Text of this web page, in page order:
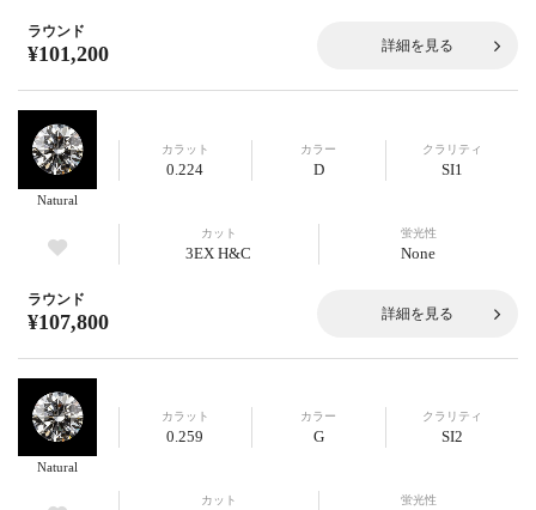
ラウンド
¥101,200 詳細を見る
Natural
カラット
0.224
カラー
D
クラリティ
SI1
カット
3EX H&C
蛍光性
None
ラウンド
¥107,800 詳細を見る
Natural
カラット
0.259
カラー
G
クラリティ
SI2
カット 蛍光性